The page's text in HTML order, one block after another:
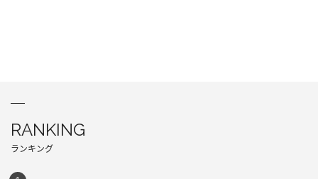
RANKING
ランキング